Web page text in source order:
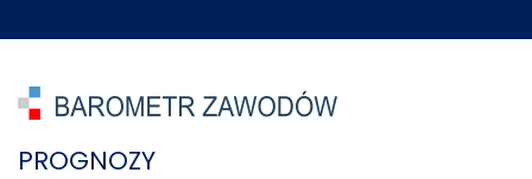
PROGNOZY